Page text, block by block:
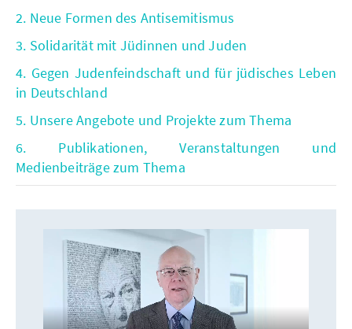
2. Neue Formen des Antisemitismus
3. Solidarität mit Jüdinnen und Juden
4. Gegen Judenfeindschaft und für jüdisches Leben
in Deutschland
5. Unsere Angebote und Projekte zum Thema
6. Publikationen, Veranstaltungen und
Medienbeiträge zum Thema